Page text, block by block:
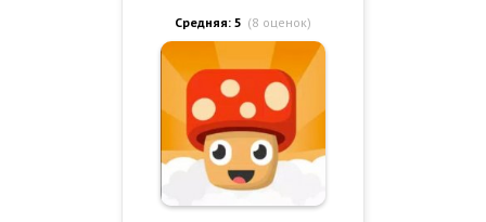
Средняя: 5 (8 оценок)